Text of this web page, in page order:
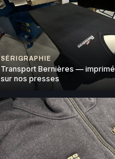
SÉRIGRAPHIE
Transport Bernières — imprimé
sur nos presses